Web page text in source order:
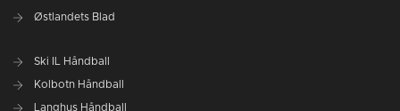
Østlandets Blad
Ski IL Håndball
Kolbotn Håndball
Langhus Håndball